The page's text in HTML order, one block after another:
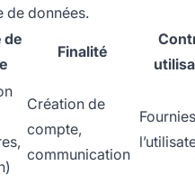
de données.
de
Finalité
Création de
compte,
communication